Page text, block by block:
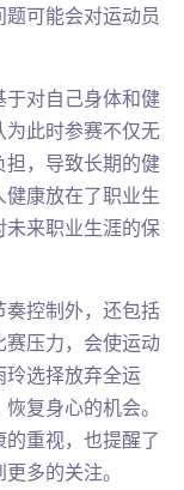
可能会对运动员
对自己身体和健
此时参赛不仅无
，导致长期的健
康放在了职业生
来职业生涯的保
控制外，还包括
压力，会使运动
选择放弃全运
复身心的机会。
重视，也提醒了
多的关注。